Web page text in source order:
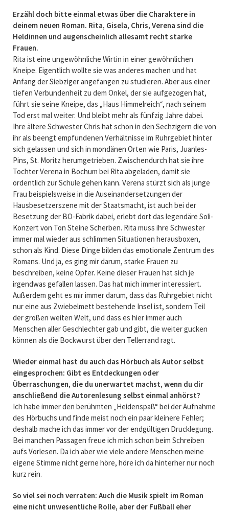
Erzähl doch bitte einmal etwas über die Charaktere in
deinem neuen Roman. Rita, Gisela, Chris, Verena sind die
Heldinnen und augenscheinlich allesamt recht starke
Frauen.
Rita ist eine ungewöhnliche Wirtin in einer gewöhnlichen
Kneipe. Eigentlich wollte sie was anderes machen und hat
Anfang der Siebziger angefangen zu studieren. Aber aus einer
tiefen Verbundenheit zu dem Onkel, der sie aufgezogen hat,
führt sie seine Kneipe, das „Haus Himmelreich“, nach seinem
Tod erst mal weiter. Und bleibt mehr als fünfzig Jahre dabei.
Ihre ältere Schwester Chris hat schon in den Sechzigern die von
ihr als beengt empfundenen Verhältnisse im Ruhrgebiet hinter
sich gelassen und sich in mondänen Orten wie Paris, Juanles-
Pins, St. Moritz herumgetrieben. Zwischendurch hat sie ihre
Tochter Verena in Bochum bei Rita abgeladen, damit sie
ordentlich zur Schule gehen kann. Verena stürzt sich als junge
Frau beispielsweise in die Auseinandersetzungen der
Hausbesetzerszene mit der Staatsmacht, ist auch bei der
Besetzung der BO-Fabrik dabei, erlebt dort das legendäre Soli-
Konzert von Ton Steine Scherben. Rita muss ihre Schwester
immer mal wieder aus schlimmen Situationen herausboxen,
schon als Kind. Diese Dinge bilden das emotionale Zentrum des
Romans. Und ja, es ging mir darum, starke Frauen zu
beschreiben, keine Opfer. Keine dieser Frauen hat sich je
irgendwas gefallen lassen. Das hat mich immer interessiert.
Außerdem geht es mir immer darum, dass das Ruhrgebiet nicht
nur eine aus Zwiebelmett bestehende Insel ist, sondern Teil
der großen weiten Welt, und dass es hier immer auch
Menschen aller Geschlechter gab und gibt, die weiter gucken
können als die Bockwurst über den Tellerrand ragt.
Wieder einmal hast du auch das Hörbuch als Autor selbst
eingesprochen: Gibt es Entdeckungen oder
Überraschungen, die du unerwartet machst, wenn du dir
anschließend die Autorenlesung selbst einmal anhörst?
Ich habe immer den berühmten „Heidenspaß“ bei der Aufnahme
des Hörbuchs und finde meist noch ein paar kleinere Fehler;
deshalb mache ich das immer vor der endgültigen Drucklegung.
Bei manchen Passagen freue ich mich schon beim Schreiben
aufs Vorlesen. Da ich aber wie viele andere Menschen meine
eigene Stimme nicht gerne höre, höre ich da hinterher nur noch
kurz rein.
So viel sei noch verraten: Auch die Musik spielt im Roman
eine nicht unwesentliche Rolle, aber der Fußball eher